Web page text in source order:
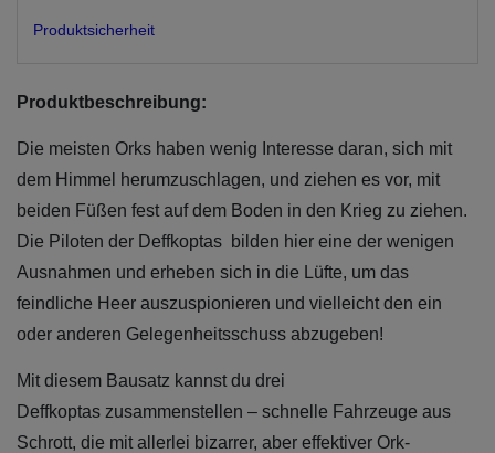
Produktsicherheit
Produktbeschreibung:
Die meisten Orks haben wenig Interesse daran, sich mit
dem Himmel herumzuschlagen, und ziehen es vor, mit
beiden Füßen fest auf dem Boden in den Krieg zu ziehen.
Die Piloten der Deffkoptas bilden hier eine der wenigen
Ausnahmen und erheben sich in die Lüfte, um das
feindliche Heer auszuspionieren und vielleicht den ein
oder anderen Gelegenheitsschuss abzugeben!
Mit diesem Bausatz kannst du drei
Deffkoptas zusammenstellen – schnelle Fahrzeuge aus
Schrott, die mit allerlei bizarrer, aber effektiver Ork-